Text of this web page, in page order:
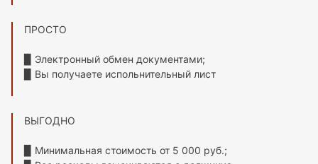
ПРОСТО
▉ Электронный обмен документами;
▉ Вы получаете испольнительный лист
ВЫГОДНО
▉ Минимальная стоимость от 5 000 руб.;